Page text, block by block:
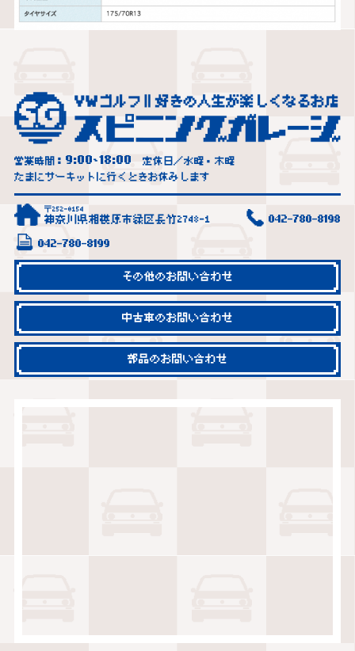
営業時間： 9:00~18:00
定休日／水曜・木曜
たまにサーキットに行くときお休みします
〒252-0154
神奈川県相模原市緑区長竹2748-1 042-780-8198
042-780-8199
その他のお問い合わせ
中古車のお問い合わせ
部品のお問い合わせ